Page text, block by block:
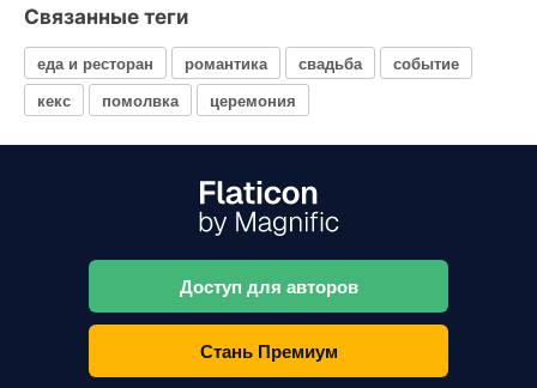
Связанные теги
еда и ресторан романтика свадьба
событие
кекс
помолвка церемония
Доступ для авторов
Стань Премиум